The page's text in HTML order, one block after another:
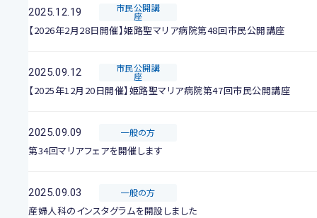
2025.12.19 市民公開講
座
【2026年2月28日開催】姫路聖マリア病院第48回市民公開講座
2025.09.12 市民公開講
座
【2025年12月20日開催】姫路聖マリア病院第47回市民公開講座
2025.09.09 一般の方
第34回マリアフェアを開催します
2025.09.03 一般の方
産婦人科のインスタグラムを開設しました